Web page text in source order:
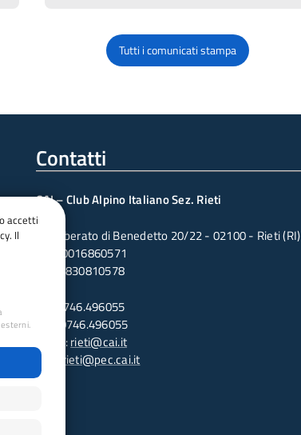
Tutti i comunicati stampa
Contatti
CAI – Club Alpino Italiano Sez. Rieti
Via Liberato di Benedetto 20/22 - 02100 - Rieti (RI)
CF: 80016860571
PI: 00830810578
Tel: 0746.496055
Fax: 0746.496055
Email:rieti@cai.it
PEC:
rieti@pec.cai.it
accetti
Il